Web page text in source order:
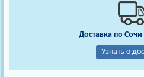
Доставка по Сочи
Узнать о